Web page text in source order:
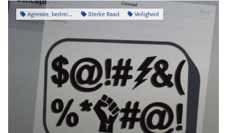
Agressie, bedreiging & intimidatie Sterke Raad Veiligheid